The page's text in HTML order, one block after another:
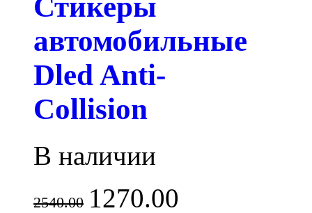
автомобильные
Dled Anti-
Collision
В наличии
2540.00 1270.00